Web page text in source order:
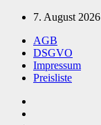
Zum
springen
7. August 2026
AGB
DSGVO
Impressum
Preisliste